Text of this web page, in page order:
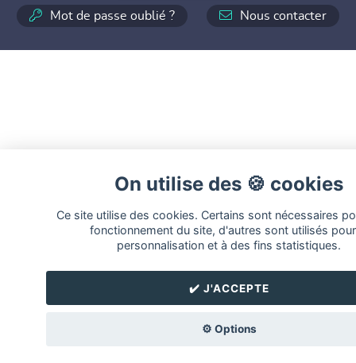
On utilise des 🍪 cookies
Ce site utilise des cookies. Certains sont nécessaires
fonctionnement du site, d'autres sont utilisés
personnalisation et à des fins statistiques.
✔️ J'ACCEPTE
⚙️ Options
Mot de passe oublié ? Nous contacter